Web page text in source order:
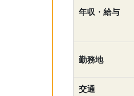
年収・給与
勤務地
交通